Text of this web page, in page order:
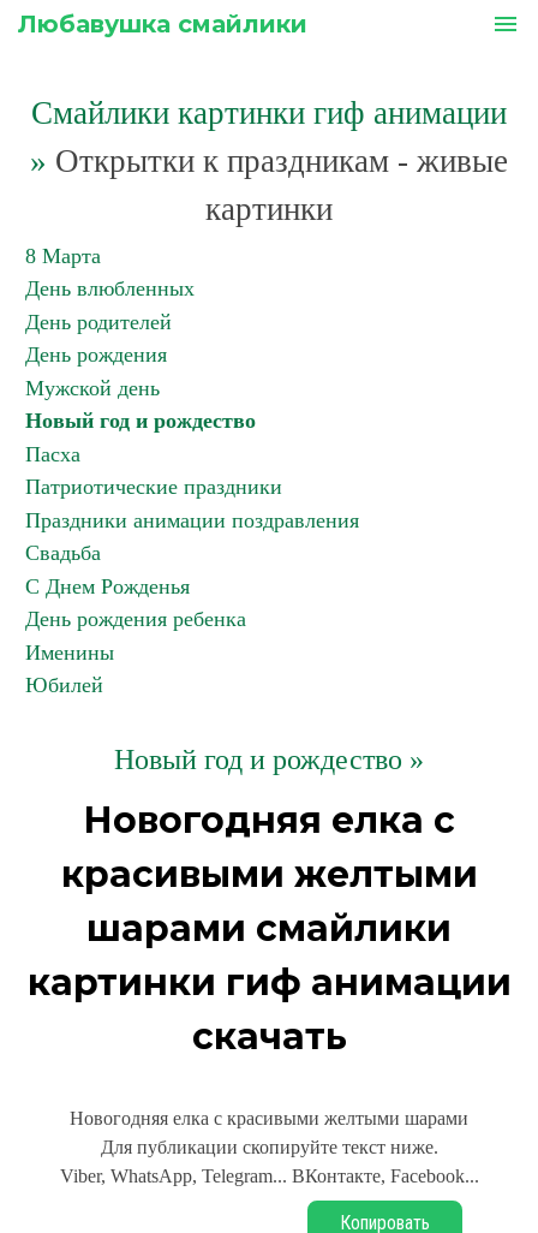
Любавушка смайлики menu
Смайлики картинки гиф анимации
» Открытки к праздникам - живые
картинки
8 Марта
День влюбленных
День родителей
День рождения
Мужской день
Новый год и рождество
Пасха
Патриотические праздники
Праздники анимации поздравления
Свадьба
С Днем Рожденья
День рождения ребенка
Именины
Юбилей
Новый год и рождество »
Новогодняя елка с
красивыми желтыми
шарами смайлики
картинки гиф анимации
скачать
Новогодняя елка с красивыми желтыми шарами
Для публикации скопируйте текст ниже.
Viber, WhatsApp, Telegram... ВКонтакте, Facebook...
Копировать